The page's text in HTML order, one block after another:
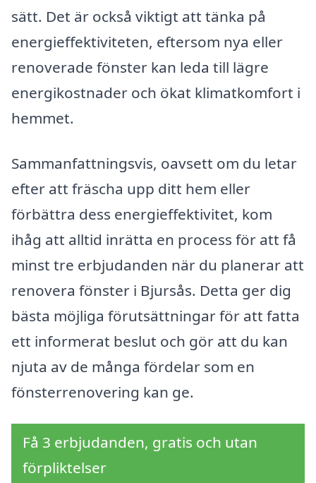
sätt. Det är också viktigt att tänka på
energieffektiviteten, eftersom nya eller
renoverade fönster kan leda till lägre
energikostnader och ökat klimatkomfort i
hemmet.
Sammanfattningsvis, oavsett om du letar
efter att fräscha upp ditt hem eller
förbättra dess energieffektivitet, kom
ihåg att alltid inrätta en process för att få
minst tre erbjudanden när du planerar att
renovera fönster i Bjursås. Detta ger dig
bästa möjliga förutsättningar för att fatta
ett informerat beslut och gör att du kan
njuta av de många fördelar som en
fönsterrenovering kan ge.
Få 3 erbjudanden, gratis och utan
förpliktelser